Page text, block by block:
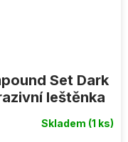
Set Dark
leštěnka
Skladem (1 ks)